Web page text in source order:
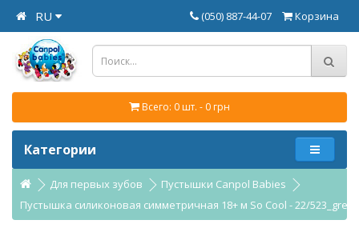
RU Корзина
(050) 887-44-07
Всего: 0 шт. - 0 грн
Категории
Для первых зубов
Пустышки Canpol Babies
Пустышка силиконовая симметричная 18+ м So Cool - 22/523_gre